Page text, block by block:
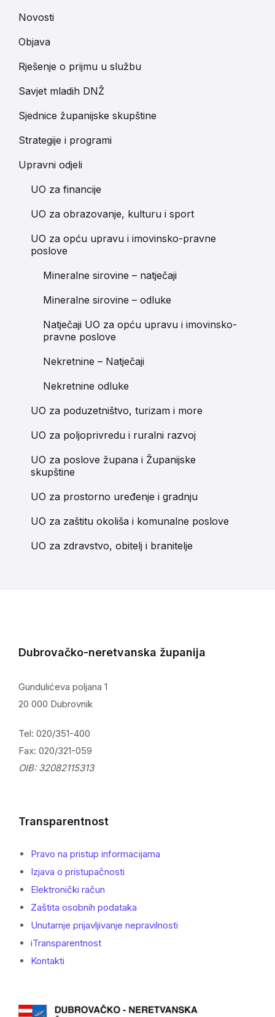
Novosti
Objava
Rješenje o prijmu u službu
Savjet mladih DNŽ
Sjednice županijske skupštine
Strategije i programi
Upravni odjeli
UO za financije
UO za obrazovanje, kulturu i sport
UO za opću upravu i imovinsko-pravne
poslove
Mineralne sirovine – natječaji
Mineralne sirovine – odluke
Natječaji UO za opću upravu i imovinsko-
pravne poslove
Nekretnine – Natječaji
Nekretnine odluke
UO za poduzetništvo, turizam i more
UO za poljoprivredu i ruralni razvoj
UO za poslove župana i Županijske
skupštine
UO za prostorno uređenje i gradnju
UO za zaštitu okoliša i komunalne poslove
UO za zdravstvo, obitelj i branitelje
Dubrovačko-neretvanska županija
Gundulićeva poljana 1
20 000 Dubrovnik
Tel: 020/351-400
Fax: 020/321-059
OIB: 32082115313
Transparentnost
Pravo na pristup informacijama
Izjava o pristupačnosti
Elektronički račun
Zaštita osobnih podataka
Unutarnje prijavljivanje nepravilnosti
iTransparentnost
Kontakti